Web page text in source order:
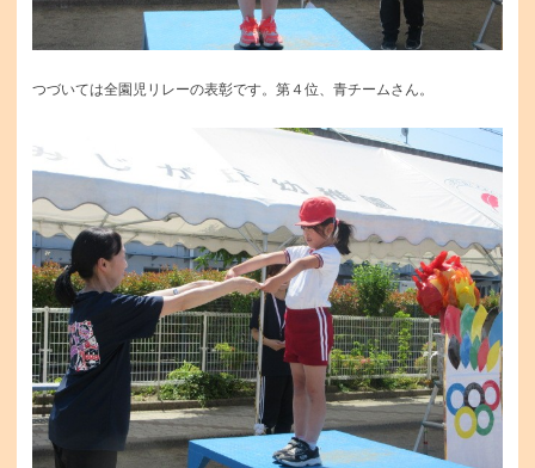
つづいては全園児リレーの表彰です。第４位、青チームさん。